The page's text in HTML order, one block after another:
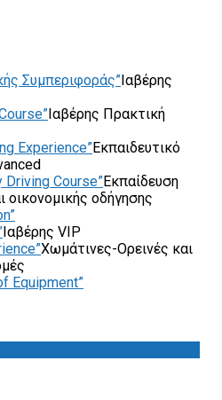
Συμπεριφοράς”Ιαβέρης
Ιαβέρης Πρακτική
Experience”Εκπαιδευτικό
Driving Course”Εκπαίδευση
οικονομικής οδήγησης
Ιαβέρης VIP
Χωμάτινες-Ορεινές και
Equipment”